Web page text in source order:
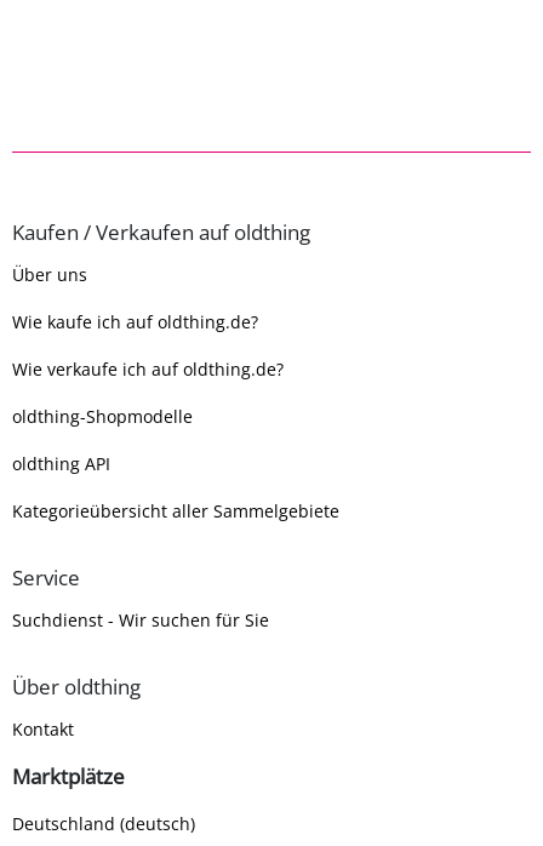
Kaufen / Verkaufen auf oldthing
Über uns
Wie kaufe ich auf oldthing.de?
Wie verkaufe ich auf oldthing.de?
oldthing-Shopmodelle
oldthing API
Kategorieübersicht aller Sammelgebiete
Service
Suchdienst - Wir suchen für Sie
Über oldthing
Kontakt
Marktplätze
Deutschland (deutsch)